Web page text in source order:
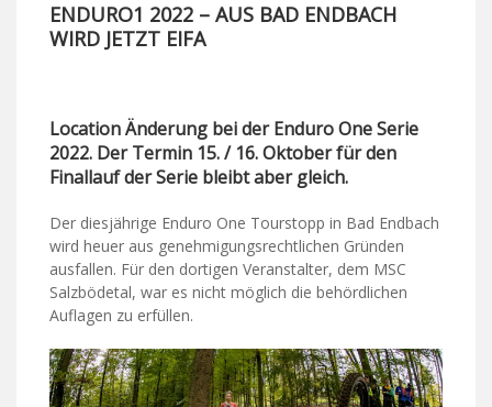
ENDURO1 2022 – AUS BAD ENDBACH
WIRD JETZT EIFA
Location Änderung bei der Enduro One Serie
2022. Der Termin 15. / 16. Oktober für den
Finallauf der Serie bleibt aber gleich.
Der diesjährige Enduro One Tourstopp in Bad Endbach
wird heuer aus genehmigungsrechtlichen Gründen
ausfallen. Für den dortigen Veranstalter, dem MSC
Salzbödetal, war es nicht möglich die behördlichen
Auflagen zu erfüllen.